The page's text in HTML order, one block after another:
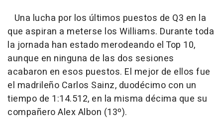
Una lucha por los últimos puestos de Q3 en la
que aspiran a meterse los Williams. Durante toda
la jornada han estado merodeando el Top 10,
aunque en ninguna de las dos sesiones
acabaron en esos puestos. El mejor de ellos fue
el madrileño Carlos Sainz, duodécimo con un
tiempo de 1:14.512, en la misma décima que su
compañero Alex Albon (13º).